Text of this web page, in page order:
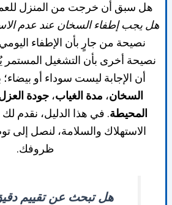
هل سبق أن خرجت من المنزل
هل يجب إطفاء السخان عند عدم
نصيحة من جارٍ بأن الإطفاء اليومي
نصيحة أخرى بأن التشغيل المستمر
أن الإجابة ليست سوداء أو
السخان، مدة الغياب، جودة
المحيطة. في هذا الدليل، نقدم لك
الاستهلاك والسلامة، لنصل إلى
ظروفك.
هل تبحث عن تقييم